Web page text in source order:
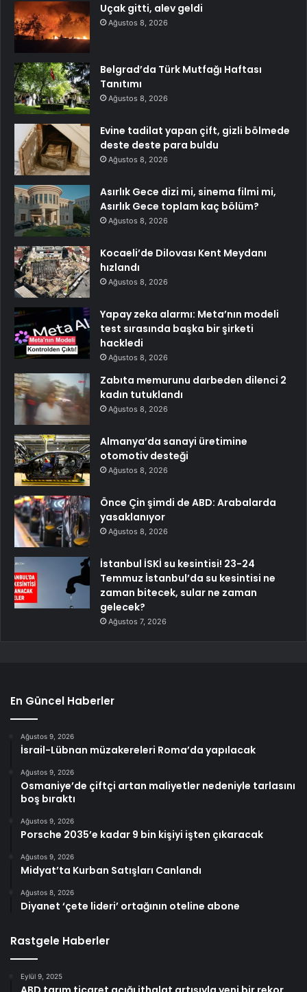
Uçak gitti, alev geldi
Ağustos 8, 2026
Belgrad’da Türk Mutfağı Haftası
Tanıtımı
Ağustos 8, 2026
Evine tadilat yapan çift, gizli bölmede
deste deste para buldu
Ağustos 8, 2026
Asırlık Gece dizi mi, sinema filmi mi,
Asırlık Gece toplam kaç bölüm?
Ağustos 8, 2026
Kocaeli’de Dilovası Kent Meydanı
hızlandı
Ağustos 8, 2026
Yapay zeka alarmı: Meta’nın modeli
test sırasında başka bir şirketi
hackledi
Ağustos 8, 2026
Zabıta memurunu darbeden dilenci 2
kadın tutuklandı
Ağustos 8, 2026
Almanya’da sanayi üretimine
otomotiv desteği
Ağustos 8, 2026
Önce Çin şimdi de ABD: Arabalarda
yasaklanıyor
Ağustos 8, 2026
İstanbul İSKİ su kesintisi! 23-24
Temmuz İstanbul’da su kesintisi ne
zaman bitecek, sular ne zaman
gelecek?
Ağustos 7, 2026
En Güncel Haberler
Ağustos 9, 2026
İsrail-Lübnan müzakereleri Roma’da yapılacak
Ağustos 9, 2026
Osmaniye’de çiftçi artan maliyetler nedeniyle tarlasını
boş bıraktı
Ağustos 9, 2026
Porsche 2035’e kadar 9 bin kişiyi işten çıkaracak
Ağustos 9, 2026
Midyat’ta Kurban Satışları Canlandı
Ağustos 8, 2026
Diyanet ‘çete lideri’ ortağının oteline abone
Rastgele Haberler
Eylül 9, 2025